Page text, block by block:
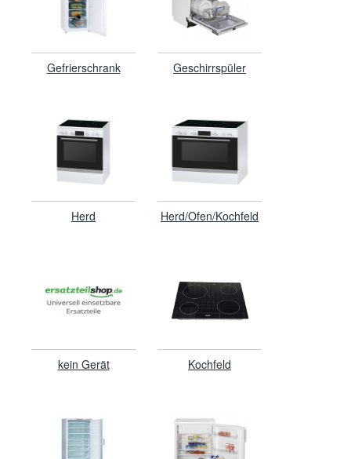
Gefrierschrank Geschirrspüler
Herd Herd/Ofen/Kochfeld
kein Gerät Kochfeld